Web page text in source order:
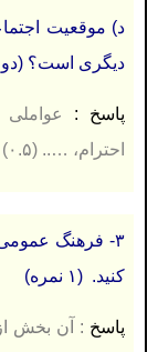
د) موقعيت
دیگری است؟ (دو
پاسخ :
عواملی
احترام، ….. (۰.۵)
۳- فرهنگ
كنيد. (۱ نمره)
پاسخ : آن بخش